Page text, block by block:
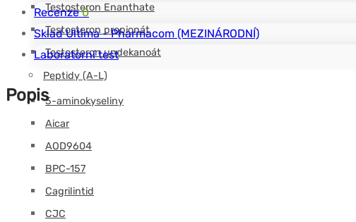
Testosteron Enanthate
Testosteron propionát
Testosteron undekanoát
Peptidy (A-L)
5-aminokyseliny
Aicar
AOD9604
BPC-157
Cagrilintid
CJC
Recenze0
Sklad Ultima - Pharmacom (MEZINÁRODNÍ)
Laboratorní test
Popis